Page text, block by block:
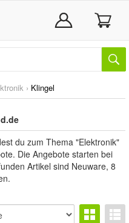
› Klingel
du zum Thema "Elektronik"
Die Angebote starten bei
Artikel sind Neuware, 8